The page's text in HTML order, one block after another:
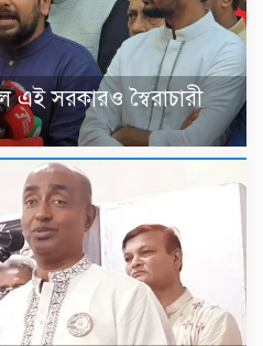
এই সরকারও স্বৈরাচারী